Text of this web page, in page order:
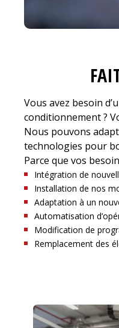
Vous avez besoin
conditionnement ?
Nous pouvons
technologies pour
Parce que vos
Intégration de
Installation de nos
Adaptation à un
Automatisation
Modification de
Remplacement des